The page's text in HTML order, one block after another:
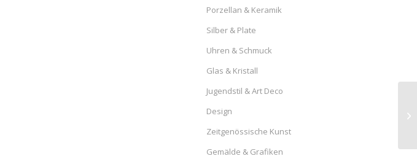
Porzellan & Keramik
Silber & Plate
Uhren & Schmuck
Glas & Kristall
Jugendstil & Art Deco
Design
Zeitgenössische Kunst
Gemälde & Grafiken